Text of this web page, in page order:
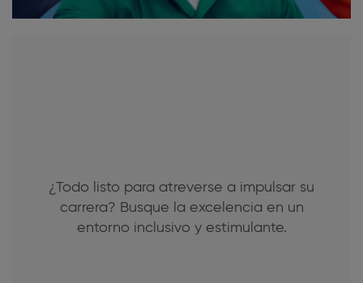
¿Todo listo para atreverse a impulsar su
carrera? Busque la excelencia en un
entorno inclusivo y estimulante.